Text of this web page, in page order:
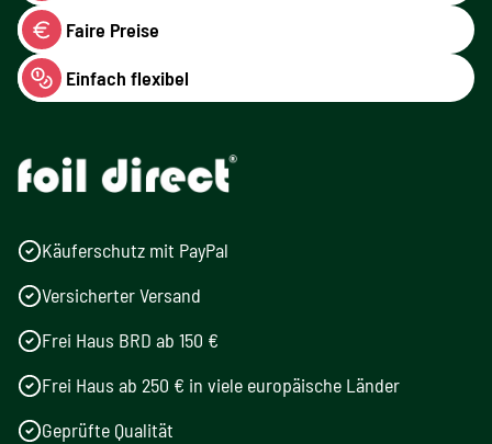
Faire Preise
Einfach flexibel
Käuferschutz mit PayPal
Versicherter Versand
Frei Haus BRD ab 150 €
Frei Haus ab 250 € in viele europäische Länder
Geprüfte Qualität